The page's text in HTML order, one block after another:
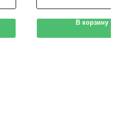
В корзину